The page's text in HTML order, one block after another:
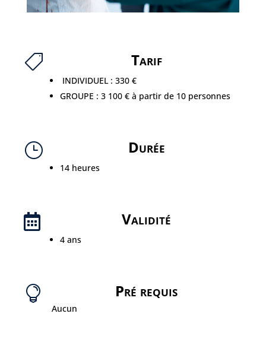
 Tarif
INDIVIDUEL : 330 €
GROUPE : 3 100 € à partir de 10 personnes
} Durée
14 heures
 Validité
4 ans
 Pré requis
Aucun